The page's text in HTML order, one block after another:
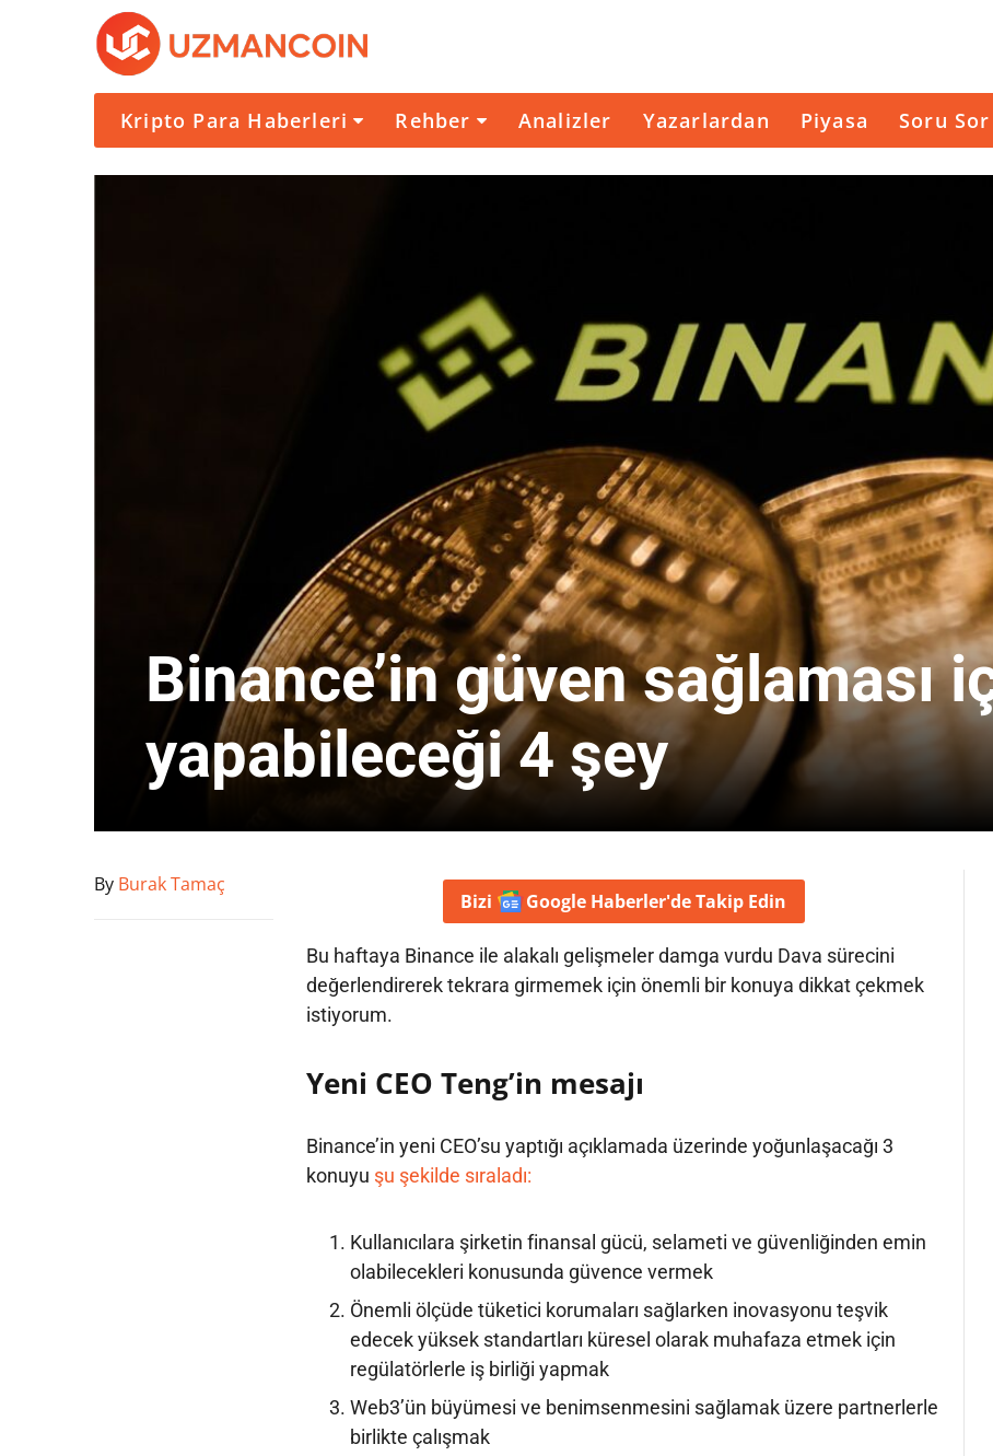
Kripto Para Haberleri Rehber Analizler Yazarlardan Piyasa Soru Sor
Binance’in güven sağlaması
yapabileceği 4 şey
By Burak Tamaç
Bizi Google Haberler'deTakip Edin
Bu haftaya Binance ile alakalı gelişmeler damga vurdu Dava sürecini
değerlendirerek tekrara girmemek için önemli bir konuya dikkat çekmek
istiyorum.
Yeni CEO Teng’in mesajı
Binance’in yeni CEO’su yaptığı açıklamada üzerinde yoğunlaşacağı 3
konuyu şu şekilde sıraladı:
Kullanıcılara şirketin finansal gücü, selameti ve güvenliğinden emin
olabilecekleri konusunda güvence vermek
Önemli ölçüde tüketici korumaları sağlarken inovasyonu teşvik
edecek yüksek standartları küresel olarak muhafaza etmek için
regülatörlerle iş birliği yapmak
Web3’ün büyümesi ve benimsenmesini sağlamak üzere partnerlerle
birlikte çalışmak